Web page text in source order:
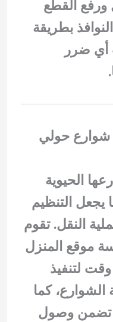
القطع
بطريقة
أي ضرر
شوارع حولي
الحيوية
يجعل التنظيم
النقل. تقوم
موقع المنزل
لتنفيذ
كما
تضمن وصول